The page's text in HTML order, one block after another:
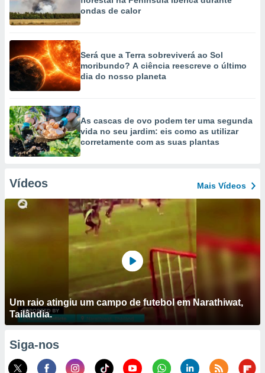
ondas de calor
Será que a Terra sobreviverá ao Sol
moribundo? A ciência reescreve o último
dia do nosso planeta
As cascas de ovo podem ter uma segunda
vida no seu jardim: eis como as utilizar
corretamente com as suas plantas
Vídeos Mais Vídeos
Um raio atingiu um campo de futebol em Narathiwat,
Tailândia.
Siga-nos